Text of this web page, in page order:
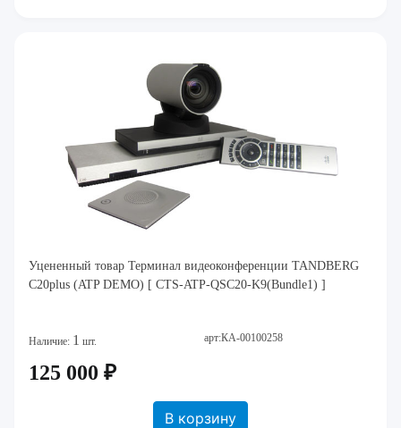
Уцененный товар Терминал видеоконференции TANDBERG
C20plus (ATP DEMO) [ CTS-ATP-QSC20-K9(Bundle1) ]
Наличие: 1 шт. арт:КА-00100258
125 000 ₽
В корзину